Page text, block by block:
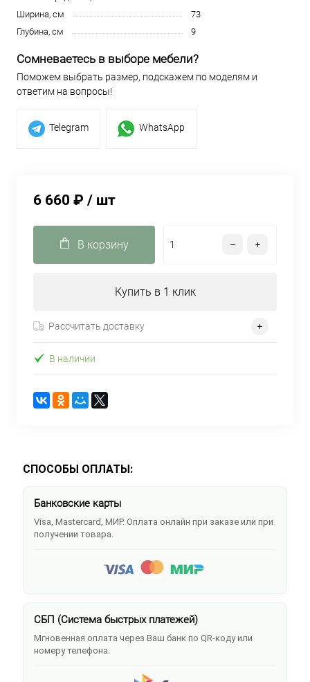
Ширина, см
73
Глубина, см
9
Сомневаетесь в выборе мебели?
Поможем выбрать размер, подскажем по моделям и
ответим на вопросы!
Telegram WhatsApp
6 660 ₽ / шт
В корзину
Купить в 1 клик
Рассчитать доставку
В наличии
СПОСОБЫ ОПЛАТЫ:
Банковские карты
Visa, Mastercard, МИР. Оплата онлайн при заказе или при
получении товара.
СБП (Система быстрых платежей)
Мгновенная оплата через Ваш банк по QR-коду или
номеру телефона.